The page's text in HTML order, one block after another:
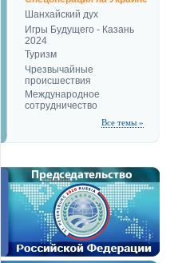
Шанхайский дух
Игры Будущего - Казань
2024
Туризм
Чрезвычайные
происшествия
Международное
сотрудничество
Все темы »